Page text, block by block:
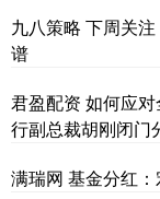
九八策略 下周关
谱
君盈配资 如何应
行副总裁胡刚闭门
满瑞网 基金分红